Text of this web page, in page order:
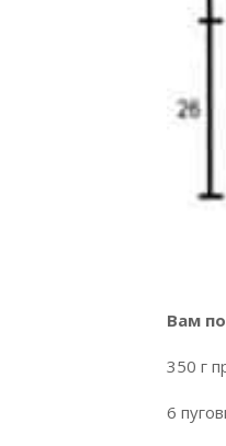
Вам
350 г
6